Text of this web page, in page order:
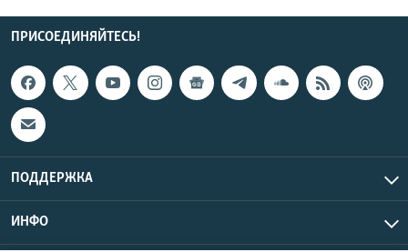
ПРИСОЕДИНЯЙТЕСЬ!
ПОДДЕРЖКА
ИНФО